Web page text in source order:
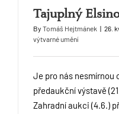
Tajuplný
By Tomáš Hejtmánek | 26.
výtvarné umění
Je pro nás nesmírnou
předaukční výstavě
Zahradní aukci (4.6.)